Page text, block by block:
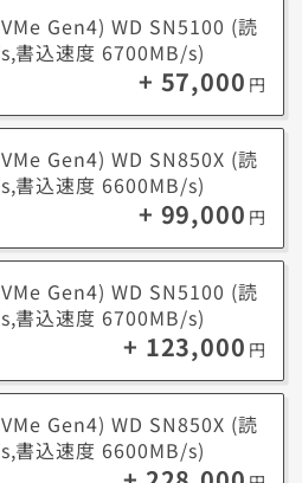
まで無料！
1/19
3～5分、フルHD）：10～30GB
（10～30分、フルHD）：30～100GB
作（2Dまたは3D）：50～200GB以
Gen4) WD SN5100 (読
書込速度 6700MB/s)
+ 57,000 円
Gen4) WD SN850X (読
書込速度 6600MB/s)
+ 99,000 円
Gen4) WD SN5100 (読
書込速度 6700MB/s)
+ 123,000 円
Gen4) WD SN850X (読
書込速度 6600MB/s)
イズをされたお客様にご案内
だと思っていませんか？
は誰にでも起こりうるこ
ビスなら、たった2,200
安心を手に入れられま